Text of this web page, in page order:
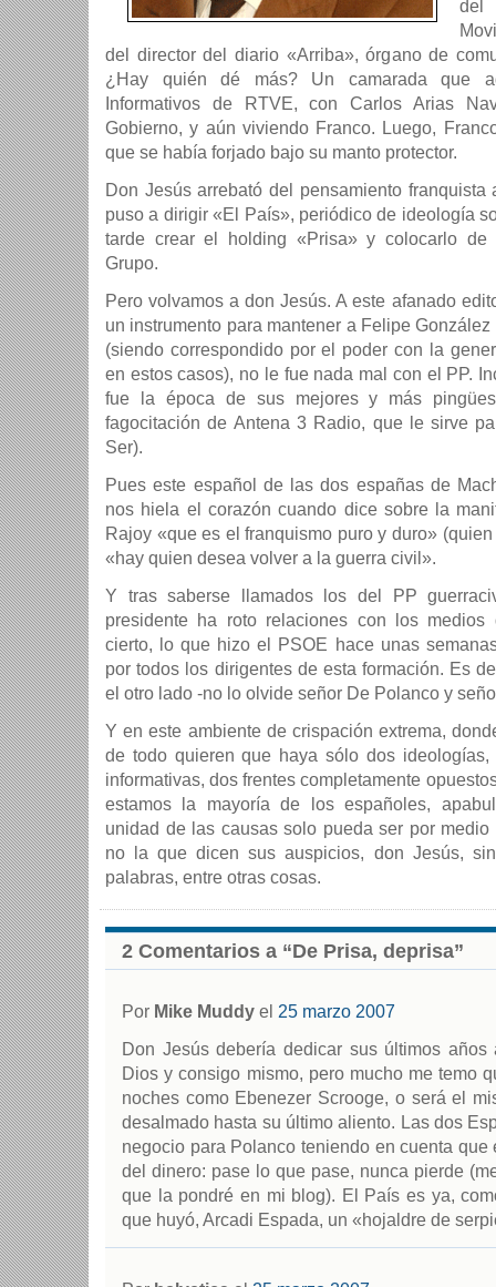
del
del director del diario «Arriba», órgano de
¿Hay quién dé más? Un camarada que
Informativos de RTVE, con Carlos Arias
Gobierno, y aún viviendo Franco. Luego,
que se habí­a forjado bajo su manto protector.
Don Jesús arrebató del pensamiento
puso a dirigir «El Paí­s», periódico de ideologí­a
tarde crear el holding «Prisa» y colocarlo de
Grupo.
Pero volvamos a don Jesús. A este afanado
un instrumento para mantener a Felipe
(siendo correspondido por el poder con la
en estos casos), no le fue nada mal con el PP.
fue la época de sus mejores y más
fagocitación de Antena 3 Radio, que le sirve
Ser).
Pues este español de las dos españas de
nos hiela el corazón cuando dice sobre la
Rajoy «que es el franquismo puro y duro»
«hay quien desea volver a la guerra civil».
Y tras saberse llamados los del PP
presidente ha roto relaciones con los medios
cierto, lo que hizo el PSOE hace unas
por todos los dirigentes de esta formación. Es
el otro lado -no lo olvide señor De Polanco y
Y en este ambiente de crispación extrema,
de todo quieren que haya sólo dos
informativas, dos frentes completamente
estamos la mayorí­a de los españoles,
unidad de las causas solo pueda ser por
no la que dicen sus auspicios, don Jesús,
palabras, entre otras cosas.
2 Comentarios a “De Prisa, deprisa”
Por Mike Muddy el 25 marzo 2007
Don Jesús debería dedicar sus últimos
Dios y consigo mismo, pero mucho me temo
noches como Ebenezer Scrooge, o será el
desalmado hasta su último aliento. Las dos
negocio para Polanco teniendo en cuenta que
del dinero: pase lo que pase, nunca pierde
que la pondré en mi blog). El País es ya,
que huyó, Arcadi Espada, un «hojaldre de